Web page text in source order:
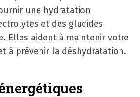
une hydratation
et des glucides
Elles aident à maintenir votre
à prévenir la déshydratation.